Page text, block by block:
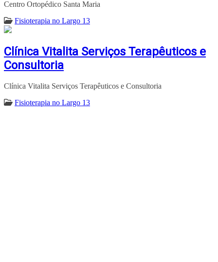
Centro Ortopédico Santa Maria
Fisioterapia no Largo 13
Clínica Vitalita Serviços Terapêuticos e
Consultoria
Clínica Vitalita Serviços Terapêuticos e Consultoria
Fisioterapia no Largo 13